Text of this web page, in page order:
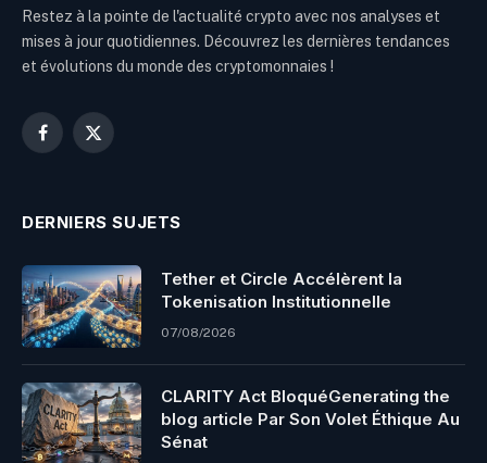
Restez à la pointe de l'actualité crypto avec nos analyses et
mises à jour quotidiennes. Découvrez les dernières tendances
et évolutions du monde des cryptomonnaies !
Facebook
X
DERNIERS SUJETS
Tether et Circle Accélèrent la
Tokenisation Institutionnelle
07/08/2026
CLARITY Act BloquéGenerating the
blog article Par Son Volet Éthique Au
Sénat